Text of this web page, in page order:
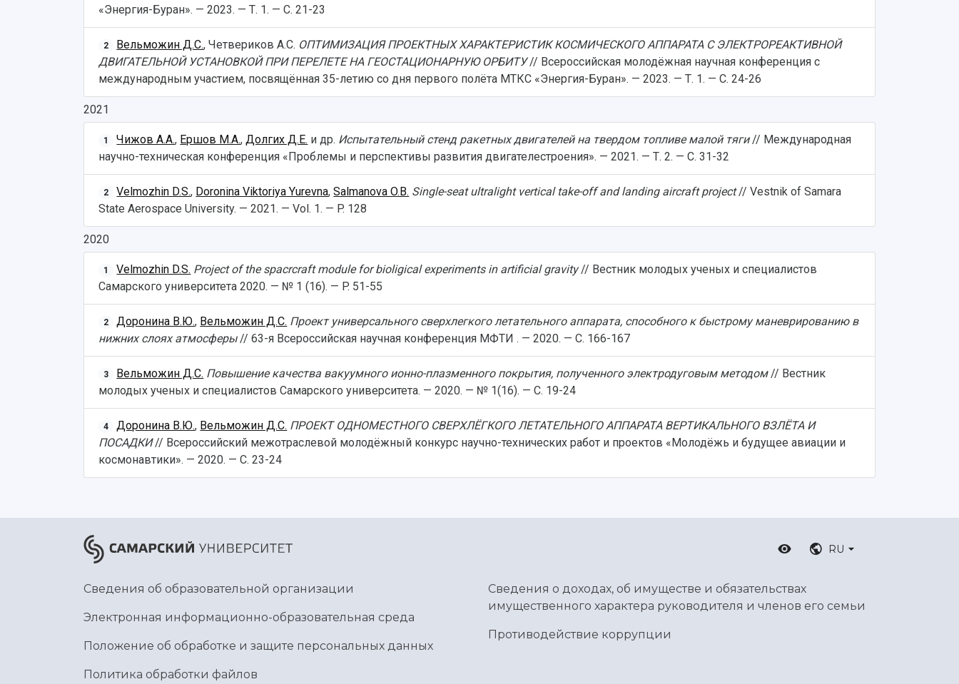
«Энергия-Буран». — 2023. — Т. 1. — С. 21-23
2 Вельможин Д.С., Четвериков А.С. ОПТИМИЗАЦИЯ ПРОЕКТНЫХ ХАРАКТЕРИСТИК КОСМИЧЕСКОГО АППАРАТА С ЭЛЕКТРОРЕАКТИВНОЙ
ДВИГАТЕЛЬНОЙ УСТАНОВКОЙ ПРИ ПЕРЕЛЕТЕ НА ГЕОСТАЦИОНАРНУЮ ОРБИТУ// Всероссийская молодёжная научная конференция с
международным участием, посвящённая 35-летию со дня первого полёта МТКС «Энергия-Буран». — 2023. — Т. 1. — С. 24-26
2021
1 Чижов А.А., Ершов М.А.,Долгих Д.Е. и др. Испытательный стенд ракетных двигателей на твердом топливе малой тяги// Международная
научно-техническая конференция «Проблемы и перспективы развития двигателестроения». — 2021. — Т. 2. — С. 31-32
2 Velmozhin D.S., Doronina Viktoriya Yurevna,Salmanova O.B. Single-seat ultralight vertical take-off and landing aircraft project// Vestnik of Samara
State Aerospace University. — 2021. — Vol. 1. — P. 128
2020
1 Velmozhin D.S. Project of the spacrcraft module for bioligical experiments in artificial gravity// Вестник молодых ученых и специалистов
Самарского университета 2020. — № 1 (16). — P. 51-55
2 Доронина В.Ю., Вельможин Д.С. Проект универсального сверхлегкого летательного аппарата, способного к быстрому маневрированию в
нижних слоях атмосферы// 63-я Всероссийская научная конференция МФТИ . — 2020. — С. 166-167
3 Вельможин Д.С. Повышение качества вакуумного ионно-плазменного покрытия, полученного электродуговым методом// Вестник
молодых ученых и специалистов Самарского университета. — 2020. — № 1(16). — С. 19-24
4 Доронина В.Ю., Вельможин Д.С. ПРОЕКТ ОДНОМЕСТНОГО СВЕРХЛЁГКОГО ЛЕТАТЕЛЬНОГО АППАРАТА ВЕРТИКАЛЬНОГО ВЗЛЁТА И
ПОСАДКИ// Всероссийский межотраслевой молодёжный конкурс научно-технических работ и проектов «Молодёжь и будущее авиации и
космонавтики». — 2020. — С. 23-24
RU
Сведения об образовательной организации
Электронная информационно-образовательная среда
Положение об обработке и защите персональных данных
Политика обработки файлов
Сведения о доходах, об имуществе и обязательствах
имущественного характера руководителя и членов его семьи
Противодействие коррупции